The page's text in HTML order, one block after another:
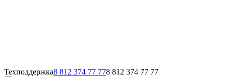
Техподдержка8 812 374 77 778 812 374 77 77